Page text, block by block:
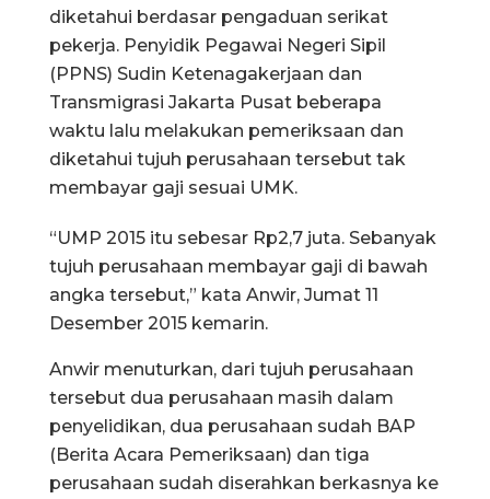
diketahui berdasar pengaduan serikat
pekerja. Penyidik Pegawai Negeri Sipil
(PPNS) Sudin Ketenagakerjaan dan
Transmigrasi Jakarta Pusat beberapa
waktu lalu melakukan pemeriksaan dan
diketahui tujuh perusahaan tersebut tak
membayar gaji sesuai UMK.
“UMP 2015 itu sebesar Rp2,7 juta. Sebanyak
tujuh perusahaan membayar gaji di bawah
angka tersebut,” kata Anwir, Jumat 11
Desember 2015 kemarin.
Anwir menuturkan, dari tujuh perusahaan
tersebut dua perusahaan masih dalam
penyelidikan, dua perusahaan sudah BAP
(Berita Acara Pemeriksaan) dan tiga
perusahaan sudah diserahkan berkasnya ke